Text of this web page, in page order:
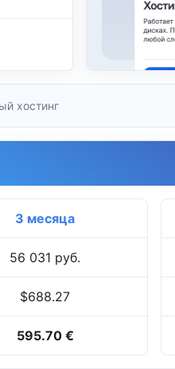
хостинг
3 месяца
56 031 руб.
$688.27
595.70 €